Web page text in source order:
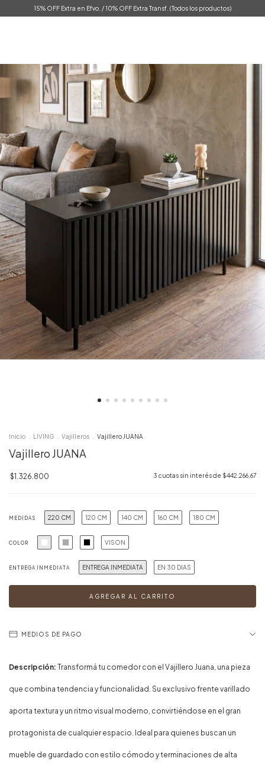
15% OFF Extra en Efvo. / 10% OFF Extra Transf. (Todos los productos)
Inicio LIVING Vajilleros Vajillero JUANA
Vajillero JUANA
$1.326.800 3 cuotas sin interés de $442.266,67
MEDIDAS 220 CM 120 CM 140 CM 160 CM 180 CM
COLOR VISON
ENTREGA INMEDIATA ENTREGA INMEDIATA EN 30 DIAS
MEDIOS DE PAGO
Descripción: Transformá tu comedor con el Vajillero Juana, una pieza
que combina tendencia y funcionalidad. Su exclusivo frente varillado
aporta textura y un ritmo visual moderno, convirtiéndose en el gran
protagonista de cualquier espacio. Ideal para quienes buscan un
mueble de guardado con estilo cómodo y terminaciones de alta